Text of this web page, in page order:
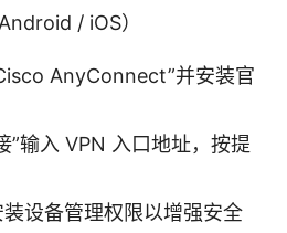
/ iOS）
AnyConnect”并安装官
”输入 VPN 入口地址，按提
设备管理权限以增强安全